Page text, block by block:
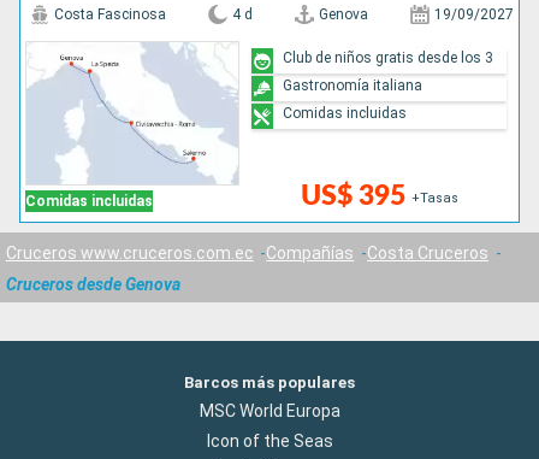
Comidas incluidas
Costa Fascinosa 4 d Genova 19/09/2027
US$ 395 +Tasas
Club de niños gratis desde los 3
Gastronomía italiana
Comidas incluidas
Cruceros www.cruceros.com.ec Compañías
Costa Cruceros
Cruceros desde Genova
Barcos más populares
MSC World Europa
Icon of the Seas